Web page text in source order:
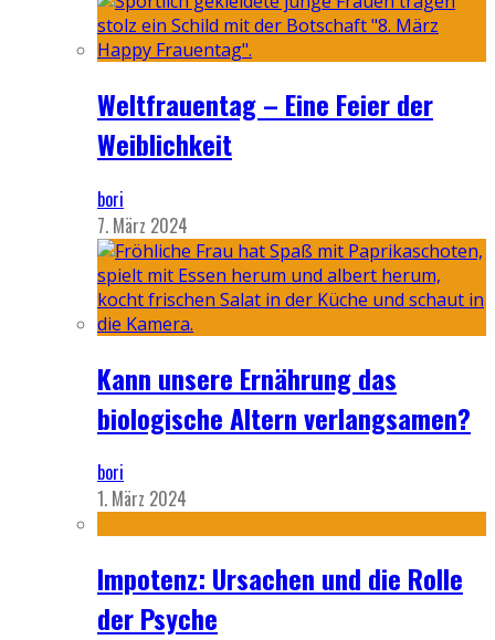
Weltfrauentag – Eine Feier der
Weiblichkeit
bori
7. März 2024
Kann unsere Ernährung das
biologische Altern verlangsamen?
bori
1. März 2024
Impotenz: Ursachen und die Rolle
der Psyche